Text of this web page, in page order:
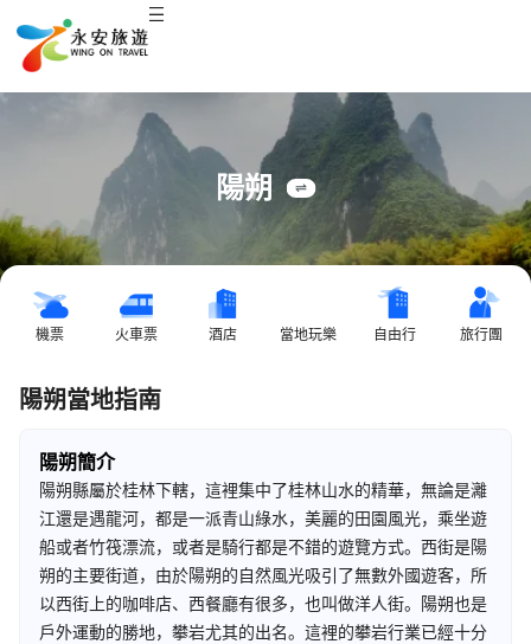
陽朔
機票 火車票 酒店 當地玩樂 自由行 旅行團
陽朔當地指南
陽朔簡介
陽朔縣屬於桂林下轄，這裡集中了桂林山水的精華，無論是灕
江還是遇龍河，都是一派青山綠水，美麗的田園風光，乘坐遊
船或者竹筏漂流，或者是騎行都是不錯的遊覽方式。西街是陽
朔的主要街道，由於陽朔的自然風光吸引了無數外國遊客，所
以西街上的咖啡店、西餐廳有很多，也叫做洋人街。陽朔也是
戶外運動的勝地，攀岩尤其的出名。這裡的攀岩行業已經十分